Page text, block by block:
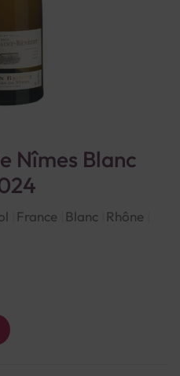
Nîmes Blanc
France Blanc
Rhône